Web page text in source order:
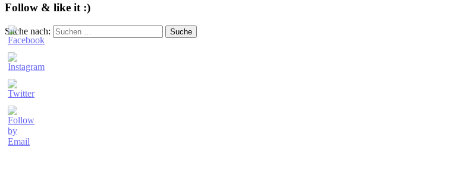
Follow & like it :)
Suche nach: Suche